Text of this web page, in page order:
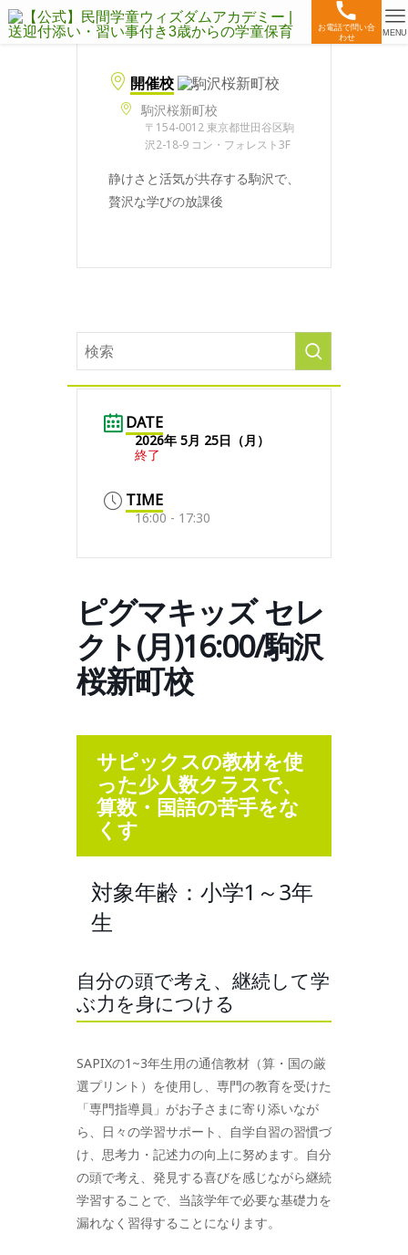
お電話で問い合
わせ
MENU
開催校
駒沢桜新町校
〒154-0012 東京都世田谷区駒
沢2-18-9 コン・フォレスト3F
静けさと活気が共存する駒沢で、
贅沢な学びの放課後
DATE
2026年 5月 25日（月）
終了
TIME
16:00 - 17:30
ピグマキッズ セレ
クト(月)16:00/駒沢
桜新町校
サピックスの教材を使
った少人数クラスで、
算数・国語の苦手をな
くす
対象年齢：小学1～3年
生
自分の頭で考え、継続して学
ぶ力を身につける
SAPIXの1~3年生用の通信教材（算・国の厳
選プリント）を使用し、専門の教育を受けた
「専門指導員」がお子さまに寄り添いなが
ら、日々の学習サポート、自学自習の習慣づ
け、思考力・記述力の向上に努めます。自分
の頭で考え、発見する喜びを感じながら継続
学習することで、当該学年で必要な基礎力を
漏れなく習得することになります。